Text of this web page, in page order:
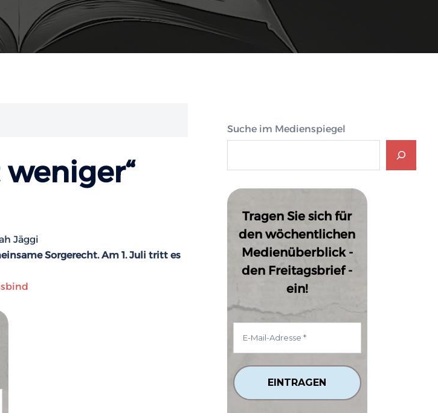
Jäggi
Sorgerecht. Am 1. Juli tritt es
Suche im Medienspiegel
Tragen Sie sich für
den wöchentlichen
Medienüberblick -
den Freitagsbrief -
ein!